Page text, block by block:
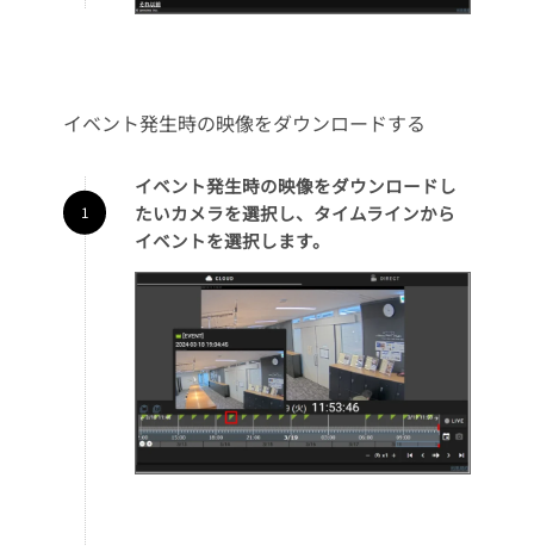
イベント発生時の映像をダウンロードする
イベント発生時の映像をダウンロードし
たいカメラを選択し、タイムラインから
イベントを選択します。